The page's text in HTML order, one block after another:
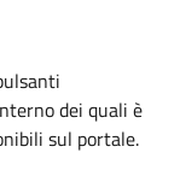
dei quali è
sul portale.